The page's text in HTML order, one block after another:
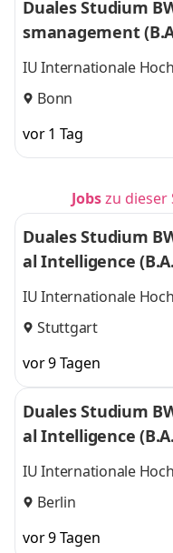
Duales Studium
smanagement
nn
IU Internationale
Bonn
vor 1 Tag
Jobszu dieser
Duales Studium
al Intelligence
IU Internationale
Stuttgart
vor 9 Tagen
Duales Studium
al Intelligence
IU Internationale
Berlin
vor 9 Tagen